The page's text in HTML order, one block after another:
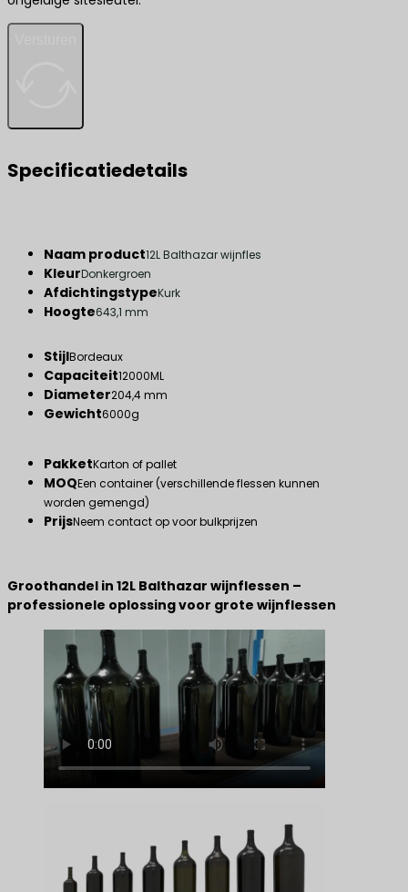
Specificatiedetails
Naam product12L Balthazar wijnfles
KleurDonkergroen
AfdichtingstypeKurk
Hoogte643,1 mm
StijlBordeaux
Capaciteit12000ML
Diameter204,4 mm
Gewicht6000g
PakketKarton of pallet
MOQEen container (verschillende flessen kunnen
worden gemengd)
PrijsNeem contact op voor bulkprijzen
Groothandel in 12L Balthazar wijnflessen –
professionele oplossing voor grote wijnflessen